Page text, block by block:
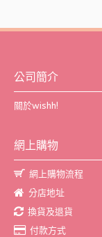
公司簡介
關於wishh!
網上購物
網上購物流程
分店地址
換貨及退貨
付款方式